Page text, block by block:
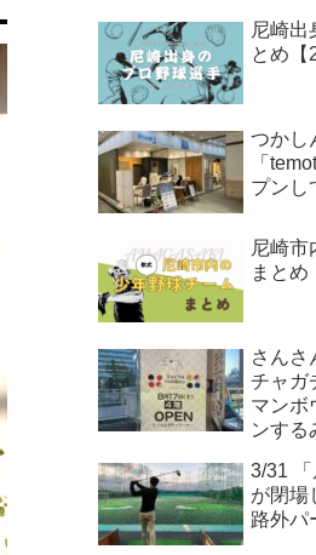
尼崎出
とめ【
つかし
「
プンし
尼崎市
まとめ
さんさ
チャガ
マンボ
ンする
3/31 「
が閉場
路外パ